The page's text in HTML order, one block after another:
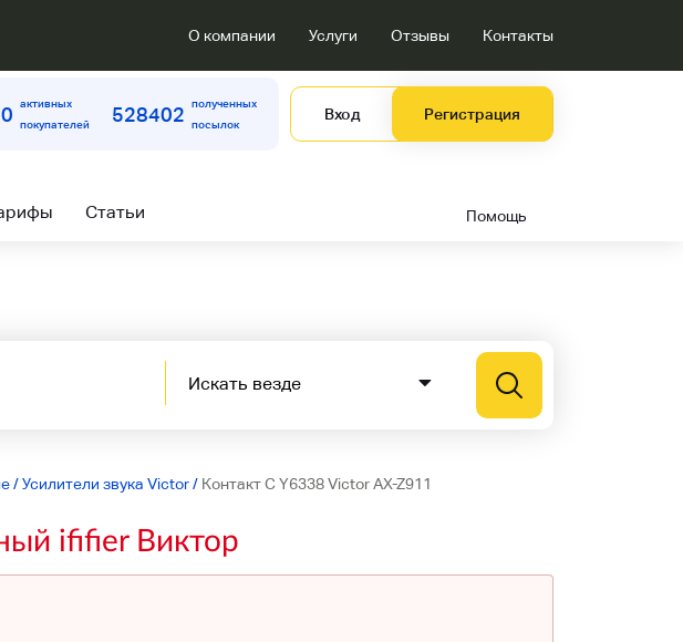
О компании Услуги Отзывы Контакты
активных
покупателей
528402
полученных
посылок
Вход Регистрация
Статьи Помощь
/Усилители звука Victor/ Контакт C Y6338 Victor AX-Z911
ififier Виктор